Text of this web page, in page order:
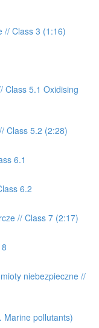
// Class 3 (1:16)
Class 5.1 Oxidising
Class 5.2 (2:28)
6.1
6.2
// Class 7 (2:17)
niebezpieczne //
Marine pollutants)